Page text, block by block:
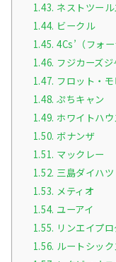
1.43. ネストツール
1.44. ビークル
1.45. 4Cs’（フォー
1.46. フジカーズ
1.47. フロット・
1.48. ぷちキャン
1.49. ホワイトハウ
1.50. ボナンザ
1.51. マックレー
1.52. 三島ダイハツ
1.53. メティオ
1.54. ユーアイ
1.55. リンエイプ
1.56. ルートシック